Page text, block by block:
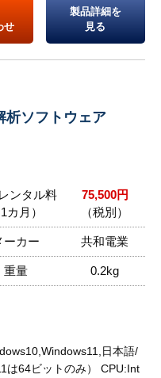
せ
製品詳細を
見る
析ソフトウェア
ンタル料
1カ月）
75,500円
（税別）
ーカー 共和電業
重量 0.2kg
日本語/
は64ビットのみ） CPU:Int